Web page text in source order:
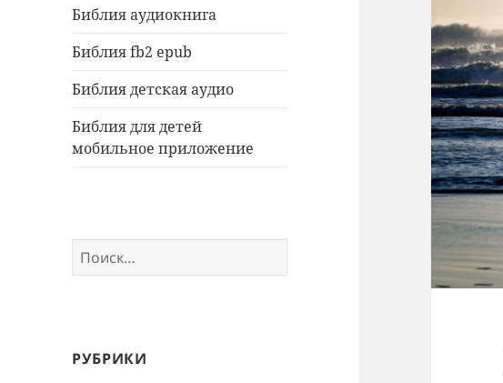
Библия аудиокнига
Библия fb2 epub
Библия детская аудио
Библия для детей
мобильное приложение
Найти:
РУБРИКИ